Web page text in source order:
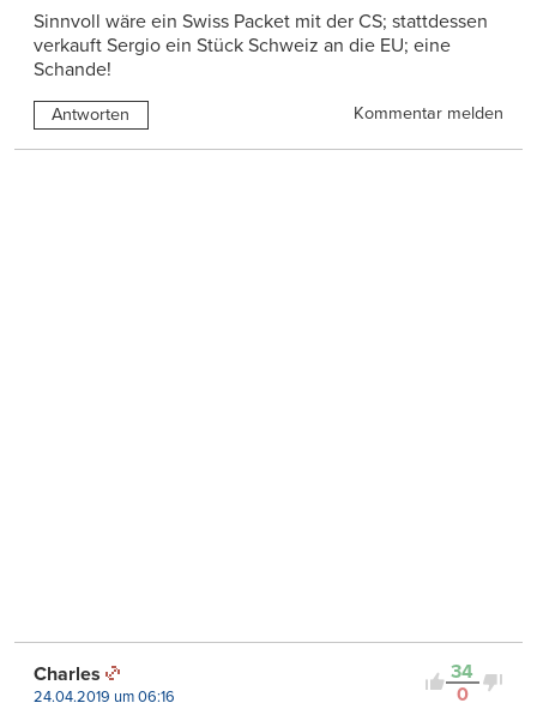
Sinnvoll wäre ein Swiss Packet mit der CS; stattdessen
verkauft Sergio ein Stück Schweiz an die EU; eine
Schande!
Antworten Kommentar melden
34
0
Charles
24.04.2019 um 06:16